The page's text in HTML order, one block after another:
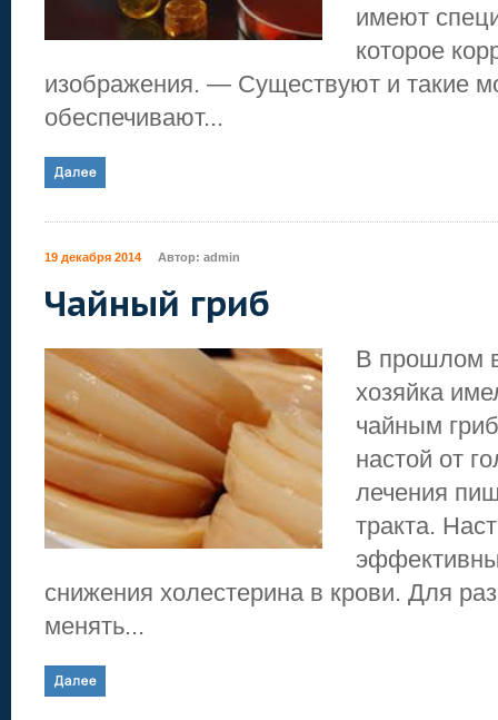
имеют
которое
изображения. — Существуют и такие
обеспечивают...
19 декабря 2014 Автор: admin
Чайный гриб
В прошлом
хозяйка
чайным
настой от
лечения
тракта.
снижения холестерина в крови. Для
менять...